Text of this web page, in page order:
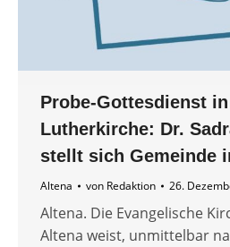
Probe-Gottesdienst
Lutherkirche: Dr.
stellt sich Gemeinde
Altena von Redaktion 26.
Altena. Die Evangelische
Altena weist, unmittelbar